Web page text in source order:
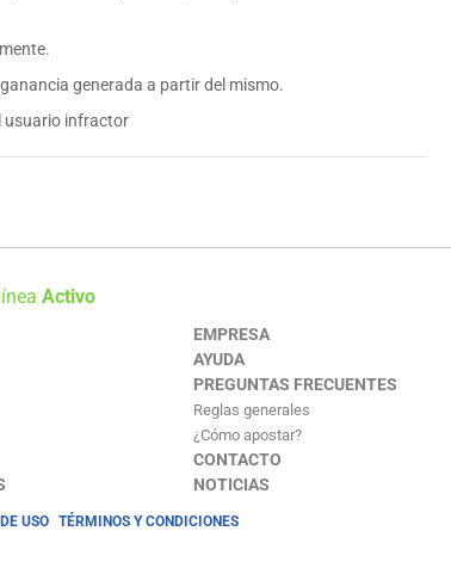
generada a partir del mismo.
usuario infractor
Activo
EMPRESA
AYUDA
PREGUNTAS FRECUENTES
Reglas generales
¿Cómo apostar?
CONTACTO
NOTICIAS
USO TÉRMINOS Y CONDICIONES